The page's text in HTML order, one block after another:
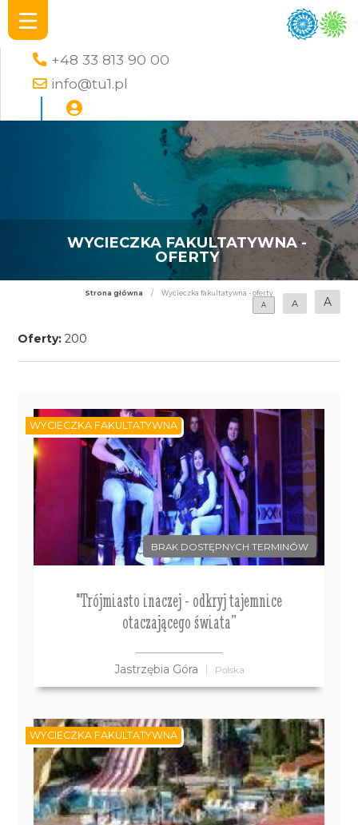
+48 33 813 90 00
info@tu1.pl
WYCIECZKA FAKULTATYWNA -
OFERTY
Strona główna /
Wycieczka fakultatywna - oferty
A
A A
Oferty: 200
BRAK DOSTĘPNYCH TERMINÓW
"Trójmiasto inaczej - odkryj tajemnice
otaczającego świata”
Jastrzębia Góra Polska
WYCIECZKA FAKULTATYWNA
WYCIECZKA FAKULTATYWNA